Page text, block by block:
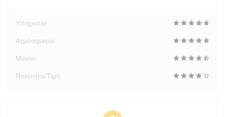
Υπηρεσία
Ατμόσφαιρα
Μενού
Ποιότητα/Τιμή